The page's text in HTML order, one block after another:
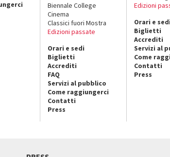
Biennale College
Cinema
Classici fuori Mostra
Edizioni passate
Orari e sedi
Biglietti
Accrediti
FAQ
Servizi al pubblico
Come raggiungerci
Contatti
Press
Edizioni
Orari e sedi
Biglietti
Accrediti
Servizi al
Come
Contatti
Press